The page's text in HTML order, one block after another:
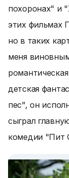
похоронах" и
этих фильмах
но в таких
меня
детская
пес", он
сыграл
комедии "Пит